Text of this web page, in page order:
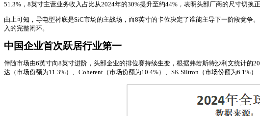
51.3%，8英寸主营业务收入占比从2024年的30%提升至约44%，表明头部厂商的尺寸切换正
由上可知，导电型衬底是SiC市场的主战场，而8英寸的卡位决定了谁能主导下一阶段竞
入的完整闭环。
中国企业首次跃居行业第一
伴随市场由6英寸向8英寸进阶，头部企业的排位赛持续生变，根据弗若斯特沙利文统计的
达（市场份额为11.3%）、Coherent（市场份额为10.4%）、SK Siltron（市场份额为6.1%）